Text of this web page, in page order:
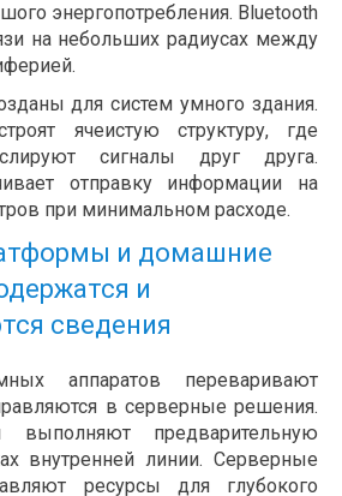
энергопотребления. Bluetooth
на небольших радиусах между
для систем умного здания.
ячеистую структуру, где
сигналы друг друга.
отправку информации на
при минимальном расходе.
и домашние
и
сведения
аппаратов переваривают
в серверные решения.
выполняют предварительную
внутренней линии. Серверные
ресурсы для глубокого